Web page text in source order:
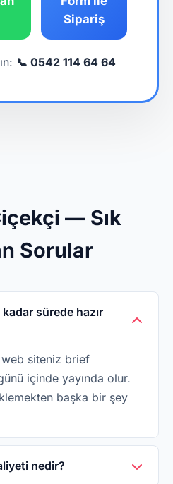
Sipariş
📞 0542 114 64 64
— Sık
Sorular
sürede hazır
siteniz brief
içinde yayında olur.
başka bir şey
nedir?